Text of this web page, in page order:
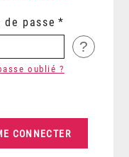
de passe
?
oublié ?